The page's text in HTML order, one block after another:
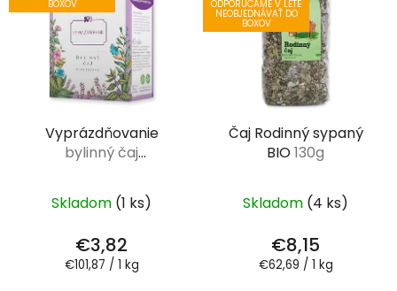
BOXOV
Vyprázdňovanie
bylinný čaj
Skladom (1 ks)
€3,82
Jednotková
€101,87 / 1 kg
ODPORÚČAME V LETE
NEOBJEDNÁVAŤ DO
BOXOV
Čaj Rodinný sypaný
BIO130g
Skladom (4 ks)
€8,15
Jednotková
€62,69 / 1 kg